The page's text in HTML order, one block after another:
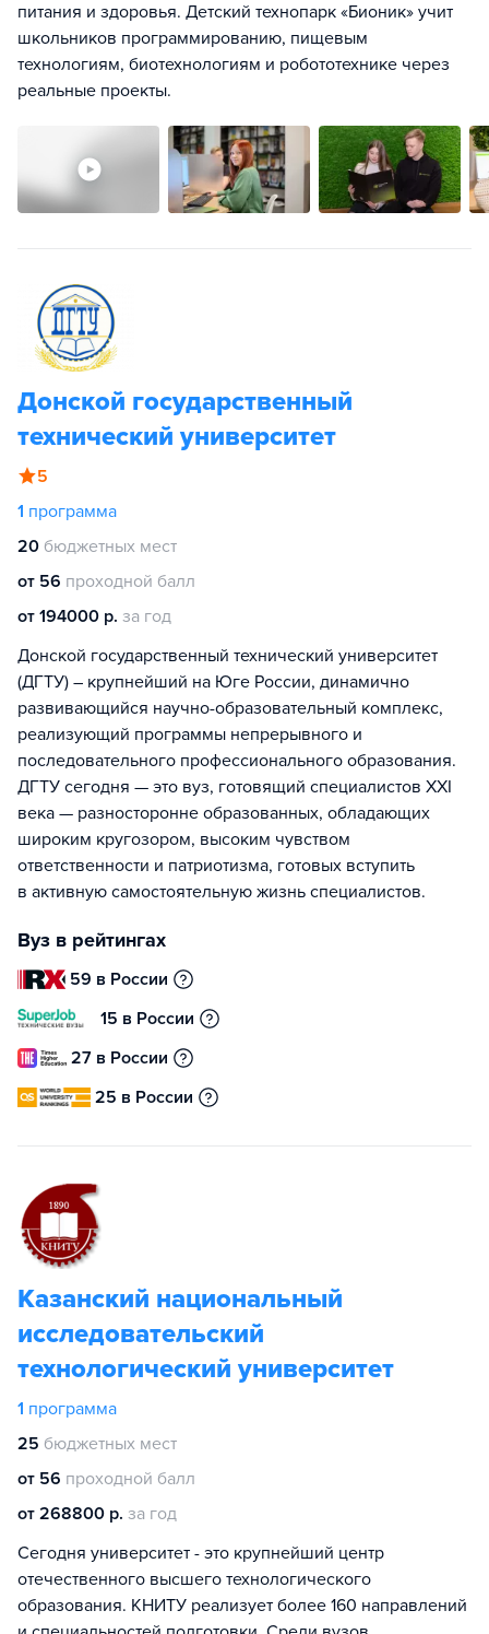
питания и здоровья. Детский технопарк «Бионик» учит
школьников программированию, пищевым
технологиям, биотехнологиям и робототехнике через
реальные проекты.
Донской государственный
технический университет
5
1 программа
20 бюджетных мест
от 56 проходной балл
от 194000 р. за год
Донской государственный технический университет
(ДГТУ) – крупнейший на Юге России, динамично
развивающийся научно-образовательный комплекс,
реализующий программы непрерывного и
последовательного профессионального образования.
ДГТУ сегодня — это вуз, готовящий специалистов XXI
века — разносторонне образованных, обладающих
широким кругозором, высоким чувством
ответственности и патриотизма, готовых вступить
в активную самостоятельную жизнь специалистов.
Вуз в рейтингах
59 в России
15 в России
27 в России
25 в России
Казанский национальный
исследовательский
технологический университет
1 программа
25 бюджетных мест
от 56 проходной балл
от 268800 р. за год
Сегодня университет - это крупнейший центр
отечественного высшего технологического
образования. КНИТУ реализует более 160 направлений